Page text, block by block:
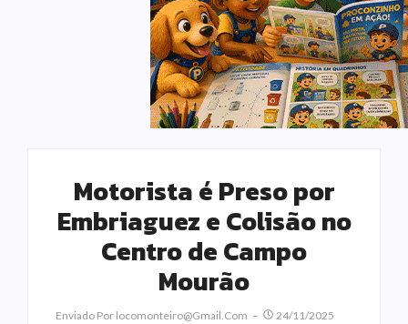
Motorista é Preso por
Embriaguez e Colisão no
Centro de Campo
Mourão
Enviado Por Locomonteiro@gmail.com 24/11/2025